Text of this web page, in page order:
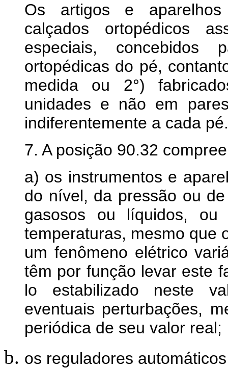
Os artigos e aparelhos
calçados ortopédicos
especiais, concebidos
ortopédicas do pé,
medida ou 2°)
unidades e não em
indiferentemente a cada pé.
7. A posição 90.32
a) os instrumentos e
do nível, da pressão ou
gasosos ou líquidos,
temperaturas, mesmo que
um fenômeno elétrico
têm por função levar este
lo estabilizado neste
eventuais perturbações,
periódica de seu valor real;
os reguladores